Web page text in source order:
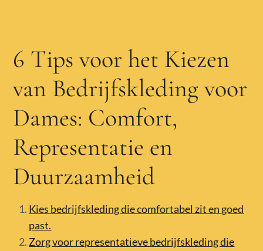
6 Tips voor het Kiezen
van Bedrijfskleding voor
Dames: Comfort,
Representatie en
Duurzaamheid
Kies bedrijfskleding die comfortabel zit en goed
past.
Zorg voor representatieve bedrijfskleding die